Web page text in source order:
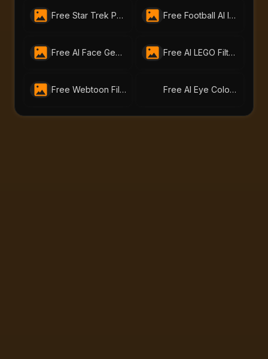
Free Star Trek Portrait AI Generator – Create Custom Avatars Free Football AI Image Generator – Join Your Favorite Football Club Online
Free AI Face Generator – Create Realistic Faces from Text or Photo | AI-Portraits.org Free AI LEGO Filter | Turn Photos into LEGO Art with AI Portraits
Free Webtoon Filter – Turn Your Photos into Webtoon Art Online Free AI Eye Color Changer – Change Eye Color Online | AI-Portraits.org